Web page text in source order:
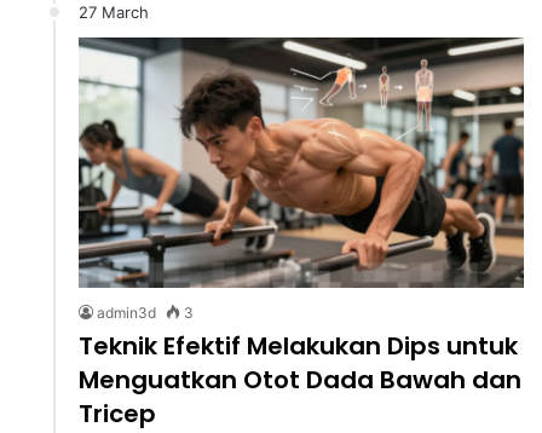
27 March
admin3d 3
Teknik Efektif Melakukan Dips untuk
Menguatkan Otot Dada Bawah dan
Tricep